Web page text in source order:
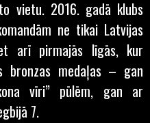
vietu. 2016. gadā klubs
ne tikai Latvijas
arī pirmajās līgās, kur
bronzas medaļas – gan
vīri” pūlēm, gan ar
7.